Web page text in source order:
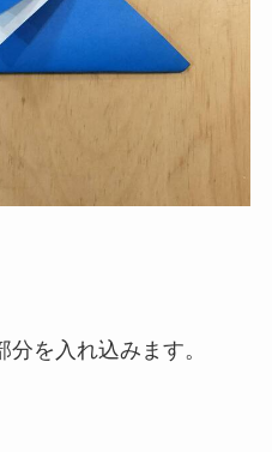
を入れ込みます。